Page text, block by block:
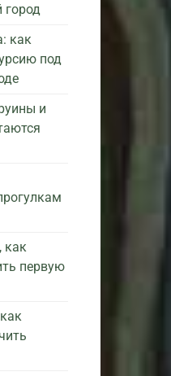
город
как
под
и
как
первую